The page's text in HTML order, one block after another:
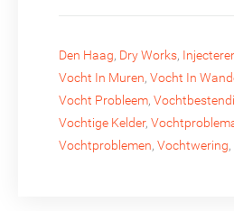
Den Haag, Dry Works,
Vocht In Muren, Vocht In
Vocht Probleem,
Vochtige Kelder,
Vochtproblemen, Vochtwering,